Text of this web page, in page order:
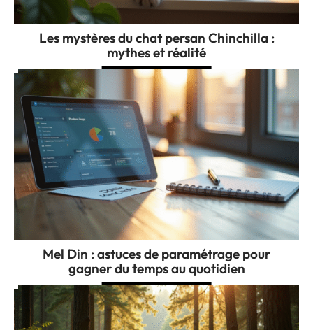
Les mystères du chat persan Chinchilla :
mythes et réalité
Mel Din : astuces de paramétrage pour
gagner du temps au quotidien